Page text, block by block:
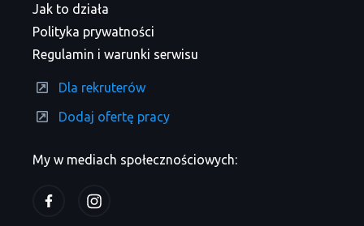
My w mediach społecznościowych:
Jak to działa
Polityka prywatności
Regulamin i warunki serwisu
Dla rekruterów
Dodaj ofertę pracy